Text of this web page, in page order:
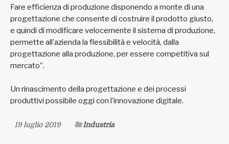
Fare efficienza di produzione disponendo a monte di una
progettazione che consente di costruire il prodotto giusto,
e quindi di modificare velocemente il sistema di produzione,
permette all’azienda la flessibilità e velocità, dalla
progettazione alla produzione, per essere competitiva sul
mercato”.
Un rinascimento della progettazione e dei processi
produttivi possibile oggi con l’innovazione digitale.
19 luglio 2019 Industria